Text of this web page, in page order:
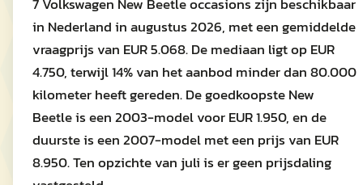
in Nederland in augustus 2026, met een gemiddelde
vraagprijs van EUR 5.068. De mediaan ligt op EUR
4.750, terwijl 14% van het aanbod minder dan 80.000
kilometer heeft gereden. De goedkoopste New
Beetle is een 2003-model voor EUR 1.950, en de
duurste is een 2007-model met een prijs van EUR
8.950. Ten opzichte van juli is er geen prijsdaling